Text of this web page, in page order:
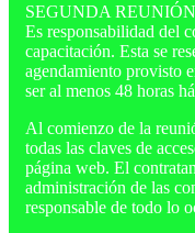
SEGUNDA
Es responsabilidad del
capacitación. Esta se
agendamiento provisto
ser al menos 48 horas
Al comienzo de la
todas las claves de
página web. El
administración de las
responsable de todo lo